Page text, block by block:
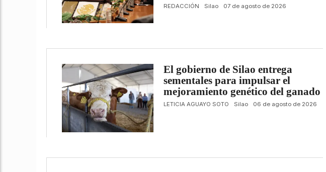
REDACCIÓN Silao 07 de agosto de 2026
El gobierno de Silao entrega
sementales para impulsar el
mejoramiento genético del ganado
LETICIA AGUAYO SOTO Silao 06 de agosto de 2026